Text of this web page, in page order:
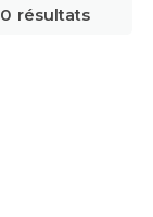
0 résultats